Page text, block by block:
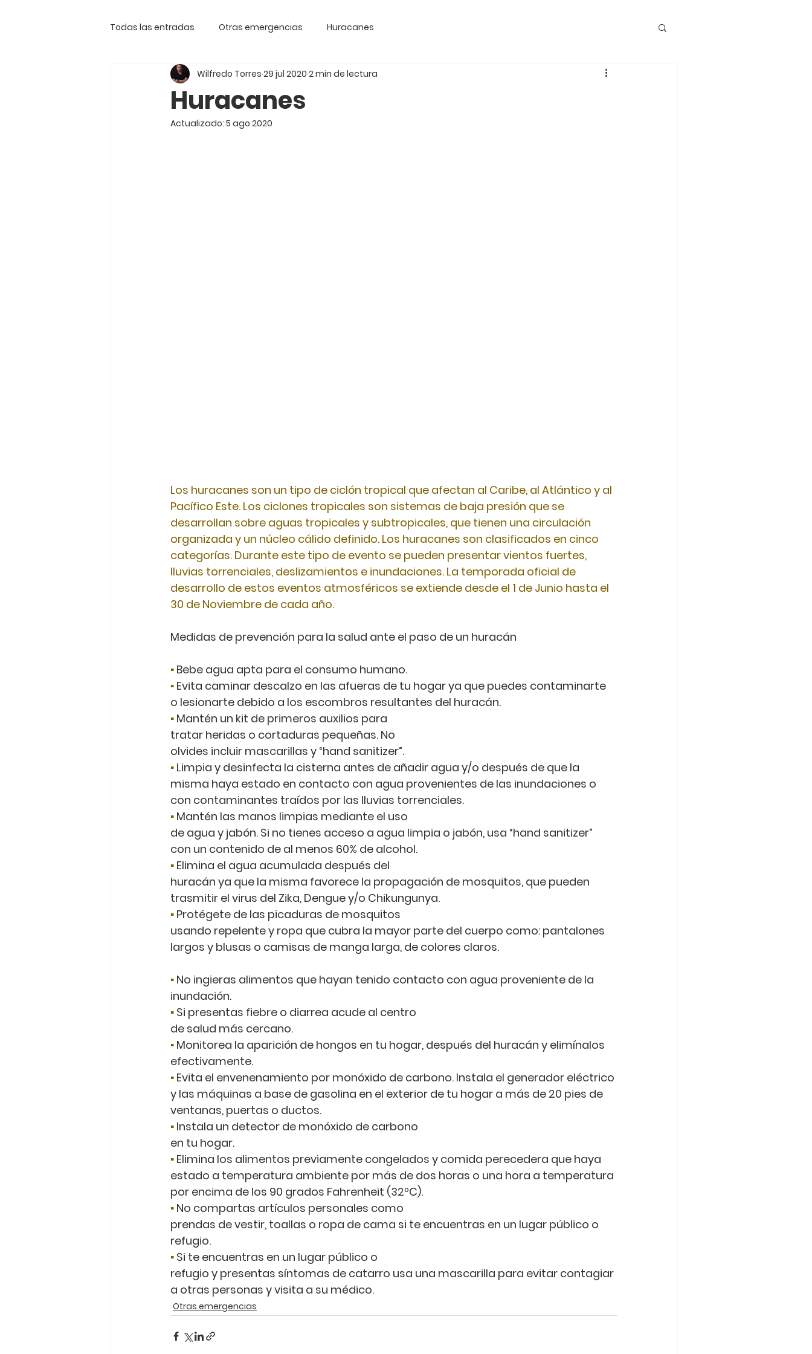
Todas las entradas Otras emergencias Huracanes
Huracanes
Wilfredo Torres 29 jul 2020 2 min de lectura
Actualizado: 5 ago 2020
Los huracanes son un tipo de ciclón tropical que afectan al Caribe, al Atlántico y al
Pacífico Este. Los ciclones tropicales son sistemas de baja presión que se
desarrollan sobre aguas tropicales y subtropicales, que tienen una circulación
organizada y un núcleo cálido definido. Los huracanes son clasificados en cinco
categorías. Durante este tipo de evento se pueden presentar vientos fuertes,
lluvias torrenciales, deslizamientos e inundaciones. La temporada oficial de
desarrollo de estos eventos atmosféricos se extiende desde el 1 de Junio hasta el
30 de Noviembre de cada año.
Medidas de prevención para la salud ante el paso de un huracán
▪ Bebe agua apta para el consumo humano.
▪ Evita caminar descalzo en las afueras de tu hogar ya que puedes contaminarte
o lesionarte debido a los escombros resultantes del huracán.
▪ Mantén un kit de primeros auxilios para
tratar heridas o cortaduras pequeñas. No
olvides incluir mascarillas y “hand sanitizer”.
▪ Limpia y desinfecta la cisterna antes de añadir agua y/o después de que la
misma haya estado en contacto con agua provenientes de las inundaciones o
con contaminantes traídos por las lluvias torrenciales.
▪ Mantén las manos limpias mediante el uso
de agua y jabón. Si no tienes acceso a agua limpia o jabón, usa “hand sanitizer”
con un contenido de al menos 60% de alcohol.
▪ Elimina el agua acumulada después del
huracán ya que la misma favorece la propagación de mosquitos, que pueden
trasmitir el virus del Zika, Dengue y/o Chikungunya.
▪ Protégete de las picaduras de mosquitos
usando repelente y ropa que cubra la mayor parte del cuerpo como: pantalones
largos y blusas o camisas de manga larga, de colores claros.
▪ No ingieras alimentos que hayan tenido contacto con agua proveniente de la
inundación.
▪ Si presentas fiebre o diarrea acude al centro
de salud más cercano.
▪ Monitorea la aparición de hongos en tu hogar, después del huracán y elimínalos
efectivamente.
▪ Evita el envenenamiento por monóxido de carbono. Instala el generador eléctrico
y las máquinas a base de gasolina en el exterior de tu hogar a más de 20 pies de
ventanas, puertas o ductos.
▪ Instala un detector de monóxido de carbono
en tu hogar.
▪ Elimina los alimentos previamente congelados y comida perecedera que haya
estado a temperatura ambiente por más de dos horas o una hora a temperatura
por encima de los 90 grados Fahrenheit (32ºC).
▪ No compartas artículos personales como
prendas de vestir, toallas o ropa de cama si te encuentras en un lugar público o
refugio.
▪ Si te encuentras en un lugar público o
refugio y presentas síntomas de catarro usa una mascarilla para evitar contagiar
a otras personas y visita a su médico.
Otras emergencias